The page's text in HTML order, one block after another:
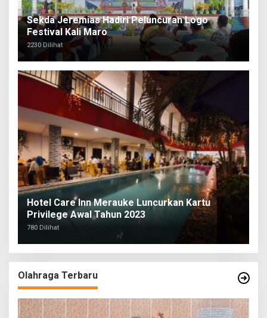
Sekda Jeremias Hadiri Peluncuran Logo
Festival Kali Maro
2230 Dilihat
Hotel Care Inn Merauke Luncurkan Kartu
Privilege Awal Tahun 2023
780 Dilihat
Olahraga Terbaru